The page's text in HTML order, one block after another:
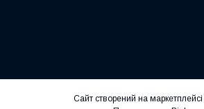
Сайт створений на маркетплейсі